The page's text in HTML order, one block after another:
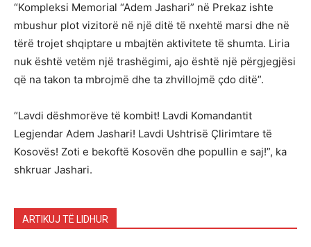
“Kompleksi Memorial “Adem Jashari” në Prekaz ishte
mbushur plot vizitorë në një ditë të nxehtë marsi dhe në
tërë trojet shqiptare u mbajtën aktivitete të shumta. Liria
nuk është vetëm një trashëgimi, ajo është një përgjegjësi
që na takon ta mbrojmë dhe ta zhvillojmë çdo ditë”.
“Lavdi dëshmorëve të kombit! Lavdi Komandantit
Legjendar Adem Jashari! Lavdi Ushtrisë Çlirimtare të
Kosovës! Zoti e bekoftë Kosovën dhe popullin e saj!”, ka
shkruar Jashari.
ARTIKUJ TË LIDHUR